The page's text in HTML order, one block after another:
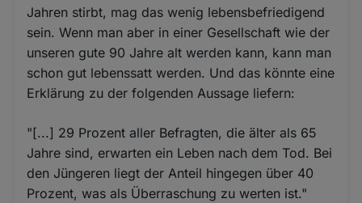
Jahren stirbt, mag das wenig lebensbefriedigend
sein. Wenn man aber in einer Gesellschaft wie der
unseren gute 90 Jahre alt werden kann, kann man
schon gut lebenssatt werden. Und das könnte eine
Erklärung zu der folgenden Aussage liefern:
"[...] 29 Prozent aller Befragten, die älter als 65
Jahre sind, erwarten ein Leben nach dem Tod. Bei
den Jüngeren liegt der Anteil hingegen über 40
Prozent, was als Überraschung zu werten ist."